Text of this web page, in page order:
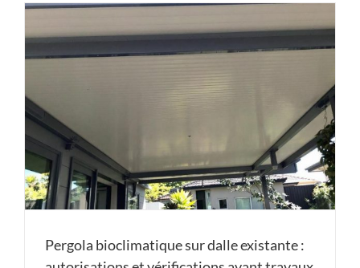
Pergola bioclimatique sur dalle existante :